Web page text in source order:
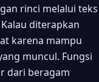
rinci melalui teks
Kalau diterapkan
karena mampu
muncul. Fungsi
dari beragam